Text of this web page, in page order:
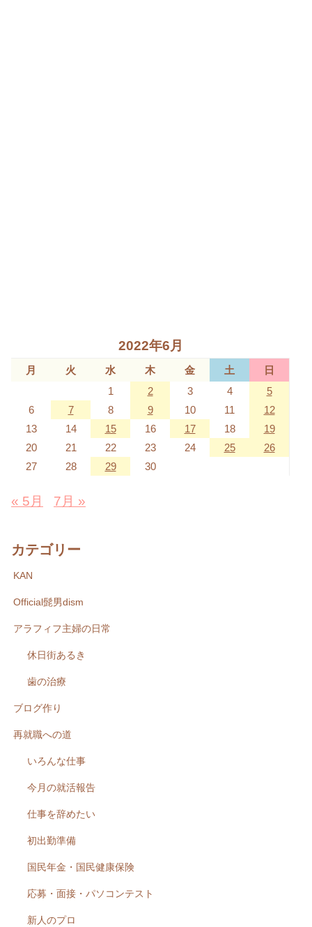
2022年6月
月 火 水 木 金 土
日
1
2 3 4
5
6
7 8 9 10 11
12
13
14 15 16 17 18
19
20
21 22 23 24 25
26
27
28 29 30
« 5月 7月 »
カテゴリー
KAN
Official髭男dism
アラフィフ主婦の日常
休日街あるき
歯の治療
ブログ作り
再就職への道
いろんな仕事
今月の就活報告
仕事を辞めたい
初出勤準備
国民年金・国民健康保険
応募・面接・パソコンテスト
新人のプロ